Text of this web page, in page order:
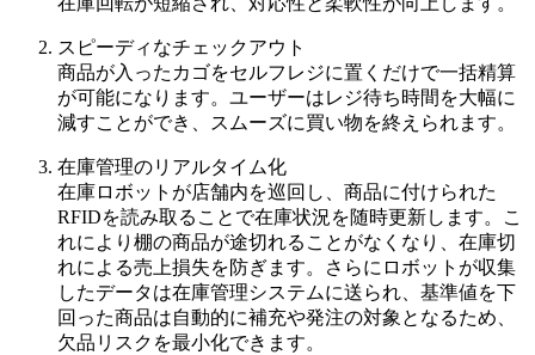
スピーディなチェックアウト
商品が入ったカゴをセルフレジに置くだけで一括精算
が可能になります。ユーザーはレジ待ち時間を大幅に
減すことができ、スムーズに買い物を終えられます。
在庫管理のリアルタイム化
在庫ロボットが店舗内を巡回し、商品に付けられた
RFIDを読み取ることで在庫状況を随時更新します。こ
れにより棚の商品が途切れることがなくなり、在庫切
れによる売上損失を防ぎます。さらにロボットが収集
したデータは在庫管理システムに送られ、基準値を下
回った商品は自動的に補充や発注の対象となるため、
欠品リスクを最小化できます。